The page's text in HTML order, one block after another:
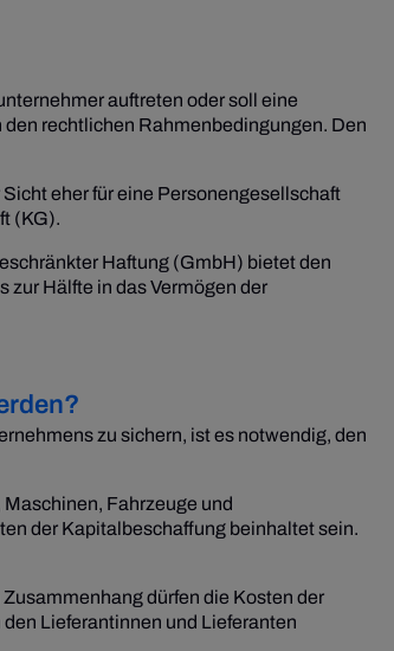
auftreten oder soll eine
rechtlichen Rahmenbedingungen. Den
eher für eine Personengesellschaft
(KG).
Haftung (GmbH) bietet den
zur Hälfte in das Vermögen der
zu sichern, ist es notwendig, den
Fahrzeuge und
der Kapitalbeschaffung beinhaltet sein.
dürfen die Kosten der
Lieferantinnen und Lieferanten